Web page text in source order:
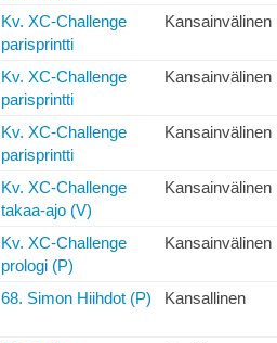
Kv. XC-Challenge
parisprintti
Kansainvälinen
Kv. XC-Challenge
parisprintti
Kansainvälinen
Kv. XC-Challenge
parisprintti
Kansainvälinen
Kv. XC-Challenge
takaa-ajo (V)
Kansainvälinen
Kv. XC-Challenge
prologi (P)
Kansainvälinen
68. Simon Hiihdot (P) Kansallinen